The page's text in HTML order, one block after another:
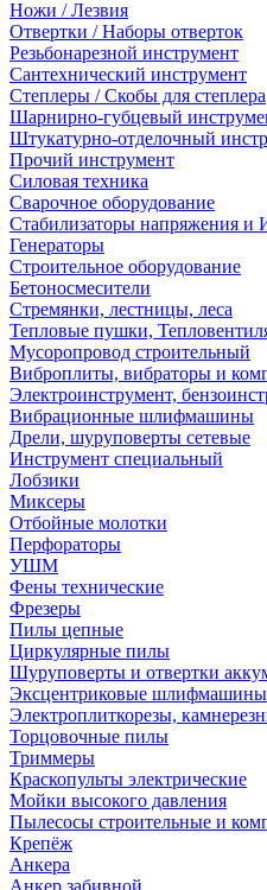
Ножи / Лезвия
Отвертки / Наборы отверток
Резьбонарезной инструмент
Сантехнический инструмент
Степлеры / Скобы для степлера
Шарнирно-губцевый
Штукатурно-отделочный
Прочий инструмент
Силовая техника
Сварочное оборудование
Стабилизаторы напряжения и
Генераторы
Строительное оборудование
Бетоносмесители
Стремянки, лестницы, леса
Тепловые пушки,
Мусоропровод строительный
Виброплиты, вибраторы и
Электроинструмент,
Вибрационные шлифмашины
Дрели, шуруповерты сетевые
Инструмент специальный
Лобзики
Миксеры
Отбойные молотки
Перфораторы
УШМ
Фены технические
Фрезеры
Пилы цепные
Циркулярные пилы
Шуруповерты и отвертки
Эксцентриковые шлифмашины
Электроплиткорезы,
Торцовочные пилы
Триммеры
Краскопульты электрические
Мойки высокого давления
Пылесосы строительные и
Крепёж
Анкера
Анкер забивной